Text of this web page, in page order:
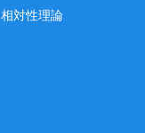
相対性理論